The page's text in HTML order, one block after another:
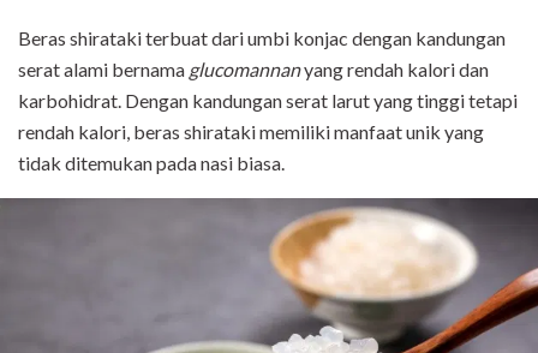
Beras shirataki terbuat dari umbi konjac dengan kandungan
serat alami bernama glucomannanyang rendah kalori dan
karbohidrat. Dengan kandungan serat larut yang tinggi tetapi
rendah kalori, beras shirataki memiliki manfaat unik yang
tidak ditemukan pada nasi biasa.